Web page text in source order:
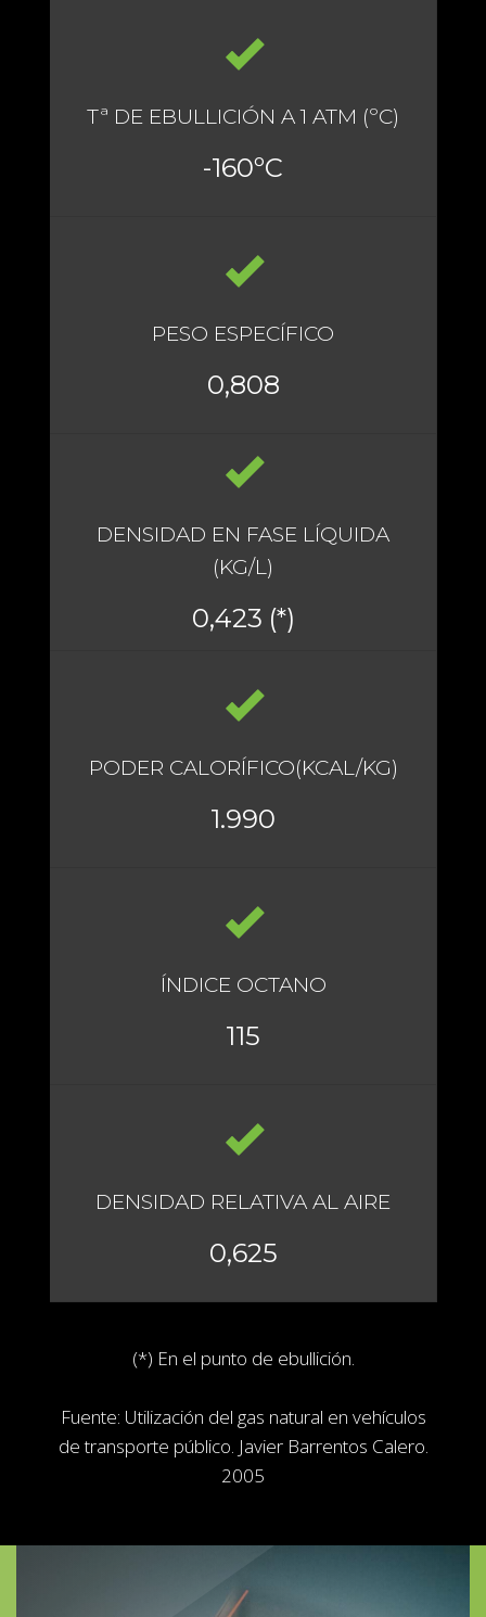
Tª DE EBULLICIÓN A 1 ATM (ºC)
-160ºC
PESO ESPECÍFICO
0,808
DENSIDAD EN FASE LÍQUIDA
(KG/L)
0,423 (*)
PODER CALORÍFICO(KCAL/KG)
1.990
ÍNDICE OCTANO
115
DENSIDAD RELATIVA AL AIRE
0,625
(*) En el punto de ebullición.
Fuente: Utilización del gas natural en vehículos
de transporte público. Javier Barrentos Calero.
2005